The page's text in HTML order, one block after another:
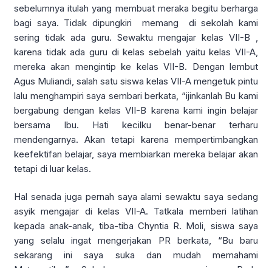
sebelumnya itulah yang membuat meraka begitu berharga
bagi saya. Tidak dipungkiri memang di sekolah kami
sering tidak ada guru. Sewaktu mengajar kelas VII-B ,
karena tidak ada guru di kelas sebelah yaitu kelas VII-A,
mereka akan mengintip ke kelas VII-B. Dengan lembut
Agus Muliandi, salah satu siswa kelas VII-A mengetuk pintu
lalu menghampiri saya sembari berkata, “ijinkanlah Bu kami
bergabung dengan kelas VII-B karena kami ingin belajar
bersama Ibu. Hati kecilku benar-benar terharu
mendengarnya. Akan tetapi karena mempertimbangkan
keefektifan belajar, saya membiarkan mereka belajar akan
tetapi di luar kelas.
Hal senada juga pernah saya alami sewaktu saya sedang
asyik mengajar di kelas VII-A. Tatkala memberi latihan
kepada anak-anak, tiba-tiba Chyntia R. Moli, siswa saya
yang selalu ingat mengerjakan PR berkata, “Bu baru
sekarang ini saya suka dan mudah memahami